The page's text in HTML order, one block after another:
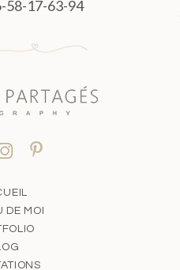
58-17-63-94
DE MOI